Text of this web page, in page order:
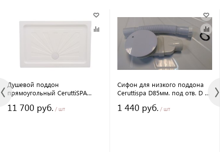
Душевой поддон
прямоугольный CeruttiSPA
11 700 руб. / шт
Сифон для низкого поддона
Ceruttispa D85мм. под отв. D от
поддонам Ceruttispa
1 440 руб. / шт